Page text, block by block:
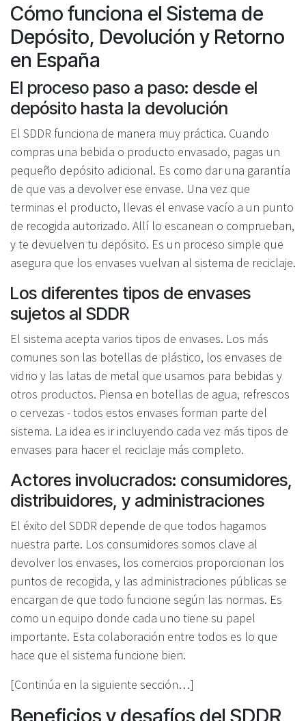
Cómo funciona el Sistema de
Depósito, Devolución y Retorno
en España
El proceso paso a paso: desde el
depósito hasta la devolución
El SDDR funciona de manera muy práctica. Cuando
compras una bebida o producto envasado, pagas un
pequeño depósito adicional. Es como dar una garantía
de que vas a devolver ese envase. Una vez que
terminas el producto, llevas el envase vacío a un punto
de recogida autorizado. Allí lo escanean o comprueban,
y te devuelven tu depósito. Es un proceso simple que
asegura que los envases vuelvan al sistema de reciclaje.
Los diferentes tipos de envases
sujetos al SDDR
El sistema acepta varios tipos de envases. Los más
comunes son las botellas de plástico, los envases de
vidrio y las latas de metal que usamos para bebidas y
otros productos. Piensa en botellas de agua, refrescos
o cervezas - todos estos envases forman parte del
sistema. La idea es ir incluyendo cada vez más tipos de
envases para hacer el reciclaje más completo.
Actores involucrados: consumidores,
distribuidores, y administraciones
El éxito del SDDR depende de que todos hagamos
nuestra parte. Los consumidores somos clave al
devolver los envases, los comercios proporcionan los
puntos de recogida, y las administraciones públicas se
encargan de que todo funcione según las normas. Es
como un equipo donde cada uno tiene su papel
importante. Esta colaboración entre todos es lo que
hace que el sistema funcione bien.
[Continúa en la siguiente sección…]
Beneficios y desafíos del SDDR